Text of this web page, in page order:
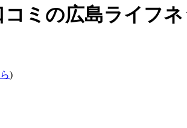
ミの広島ライフネ
)